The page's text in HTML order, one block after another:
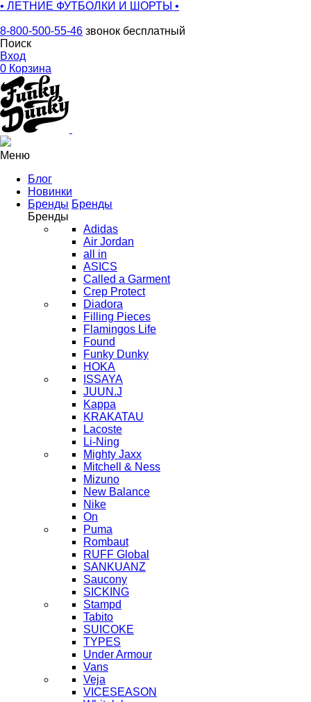
• ЛЕТНИЕ ФУТБОЛКИ И ШОРТЫ •
8-800-500-55-46 звонок бесплатный
Поиск
Вход
0 Корзина
Меню
Блог
Новинки
Бренды Бренды
Бренды
Adidas
Air Jordan
all in
ASICS
Called a Garment
Crep Protect
Diadora
Filling Pieces
Flamingos Life
Found
Funky Dunky
HOKA
ISSAYA
JUUN.J
Kappa
KRAKATAU
Lacoste
Li-Ning
Mighty Jaxx
Mitchell & Ness
Mizuno
New Balance
Nike
On
Puma
Rombaut
RUFF Global
SANKUANZ
Saucony
SICKING
Stampd
Tabito
SUICOKE
TYPES
Under Armour
Vans
Veja
VICESEASON